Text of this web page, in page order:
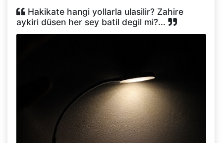
Hakikate hangi yollarla ulasilir? Zahire
aykiri düsen her sey batil degil mi?...